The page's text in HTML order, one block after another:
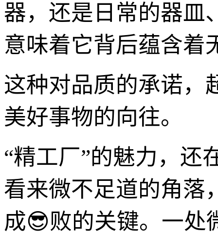
器，还是日常的器皿
意味着它背后蕴含着
这种对品质的承诺，
美好事物的向往。
“精工厂”的魅力，还
看来微不足道的角落
成😎败的关键。一处